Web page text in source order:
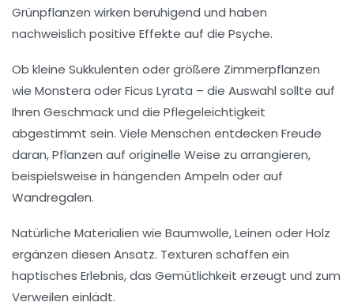
Grünpflanzen wirken beruhigend und haben
nachweislich positive Effekte auf die Psyche.
Ob kleine Sukkulenten oder größere Zimmerpflanzen
wie Monstera oder Ficus Lyrata – die Auswahl sollte auf
Ihren Geschmack und die Pflegeleichtigkeit
abgestimmt sein. Viele Menschen entdecken Freude
daran, Pflanzen auf originelle Weise zu arrangieren,
beispielsweise in hängenden Ampeln oder auf
Wandregalen.
Natürliche Materialien wie Baumwolle, Leinen oder Holz
ergänzen diesen Ansatz. Texturen schaffen ein
haptisches Erlebnis, das Gemütlichkeit erzeugt und zum
Verweilen einlädt.